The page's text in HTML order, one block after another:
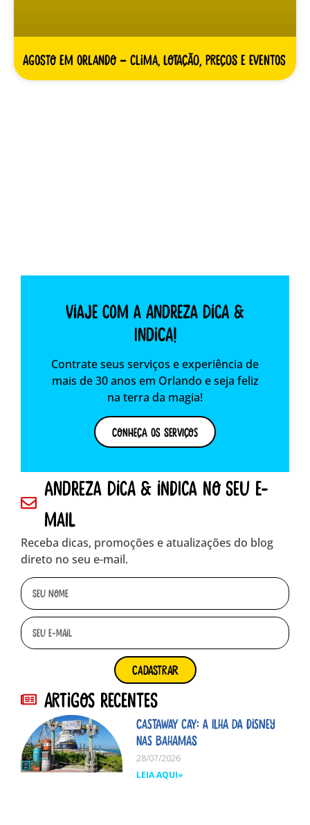
Agosto em Orlando – clima, lotação, preços e eventos
Viaje com a Andreza dica &
indica!
Contrate seus serviços e experiência de
mais de 30 anos em Orlando e seja feliz
na terra da magia!
Conheça os Serviços
andreza dica & indica no seu e-
mail
Receba dicas, promoções e atualizações do blog
direto no seu e-mail.
cadastrar
Artigos Recentes
Castaway Cay: A ilha da Disney
nas Bahamas
28/07/2026
LEIA AQUI»